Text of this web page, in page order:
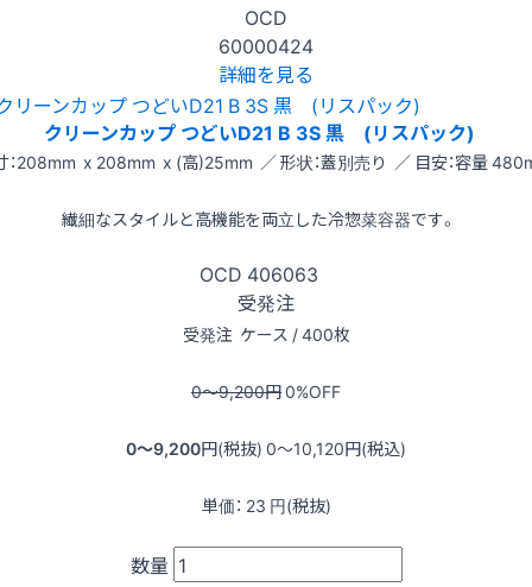
OCD
60000424
詳細を見る
クリーンカップ つどいD21 B 3S 黒 (リスパック)
：208mm x 208mm x (高)25mm ／ 形状：蓋別売り ／ 目安：容量
繊細なスタイルと高機能を両立した冷惣菜容器です。
OCD 406063
受発注
受発注 ケース / 400枚
0〜9,200円0%OFF
0〜9,200円(税抜) 0〜10,120円(税込)
単価： 23 円(税抜)
数量